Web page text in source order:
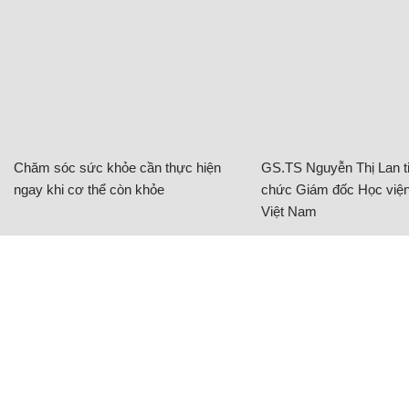
Chăm sóc sức khỏe cần thực hiện
ngay khi cơ thể còn khỏe
GS.TS Nguyễn Thị Lan
chức Giám đốc Học
Việt Nam